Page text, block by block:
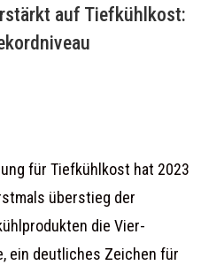
auf Tiefkühlkost:
für Tiefkühlkost hat 2023
überstieg der
die Vier-
ein deutliches Zeichen für